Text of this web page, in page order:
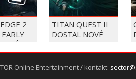
2
PRVÝ
DNES
ZDARMA
TITAN QUEST II
DOSTAL NOVÉ
Online Entertainment / kontakt: